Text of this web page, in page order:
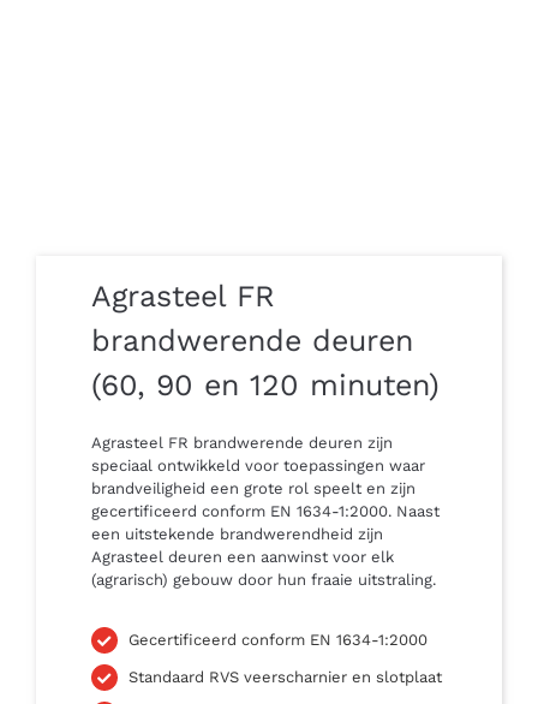
Agrasteel FR
brandwerende deuren
(60, 90 en 120 minuten)
Agrasteel FR brandwerende deuren zijn
speciaal ontwikkeld voor toepassingen waar
brandveiligheid een grote rol speelt en zijn
gecertificeerd conform EN 1634-1:2000. Naast
een uitstekende brandwerendheid zijn
Agrasteel deuren een aanwinst voor elk
(agrarisch) gebouw door hun fraaie uitstraling.
Gecertificeerd conform EN 1634-1:2000
Standaard RVS veerscharnier en slotplaat